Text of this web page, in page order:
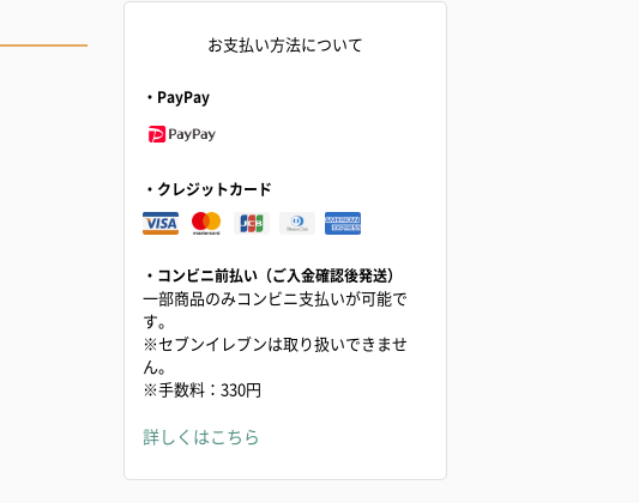
お支払い方法について
・PayPay
・クレジットカード
・コンビニ前払い（ご入金確認後発送）
一部商品のみコンビニ支払いが可能で
す。
※セブンイレブンは取り扱いできませ
ん。
※手数料：330円
詳しくはこちら